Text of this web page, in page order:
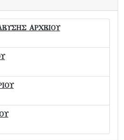
ΑΡΧΕΙΟΥ